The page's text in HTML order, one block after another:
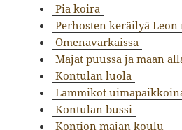
Pia koira
Perhosten keräilyä
Omenavarkaissa
Majat puussa ja maan
Kontulan luola
Lammikot
Kontulan bussi
Kontion majan koulu